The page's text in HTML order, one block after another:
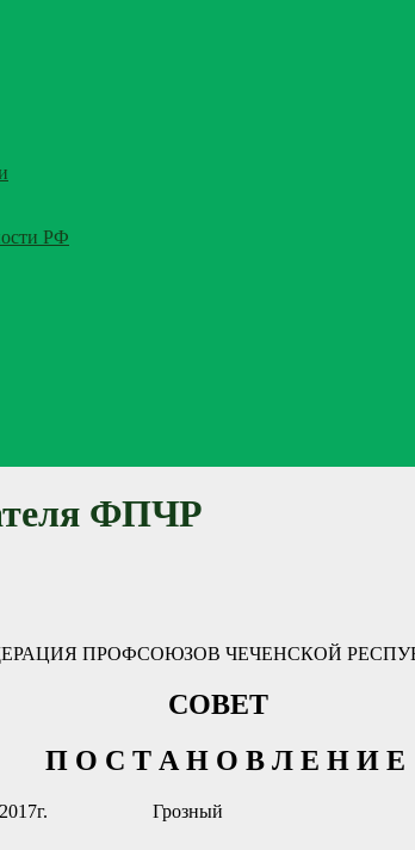
РФ
ФПЧР
ПРОФСОЮЗОВ ЧЕЧЕНСКОЙ
СОВЕТ
П О С Т А Н О В Л Е Н И Е
2017г.